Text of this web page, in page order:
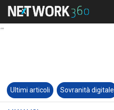
Ultimi articoli Sovranità digitale